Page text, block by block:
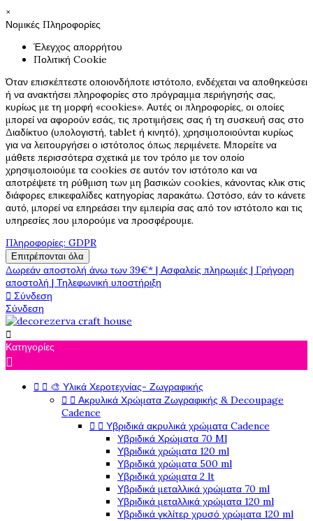
×
Νομικές Πληροφορίες
Έλεγχος απορρήτου
Πολιτική Cookie
Όταν επισκέπτεστε οποιονδήποτε ιστότοπο, ενδέχεται να αποθηκεύσει
ή να ανακτήσει πληροφορίες στο πρόγραμμα περιήγησής σας,
κυρίως με τη μορφή «cookies». Αυτές οι πληροφορίες, οι οποίες
μπορεί να αφορούν εσάς, τις προτιμήσεις σας ή τη συσκευή σας στο
Διαδίκτυο (υπολογιστή, tablet ή κινητό), χρησιμοποιούνται κυρίως
για να λειτουργήσει ο ιστότοπος όπως περιμένετε. Μπορείτε να
μάθετε περισσότερα σχετικά με τον τρόπο με τον οποίο
χρησιμοποιούμε τα cookies σε αυτόν τον ιστότοπο και να
αποτρέψετε τη ρύθμιση των μη βασικών cookies, κάνοντας κλικ στις
διάφορες επικεφαλίδες κατηγορίας παρακάτω. Ωστόσο, εάν το κάνετε
αυτό, μπορεί να επηρεάσει την εμπειρία σας από τον ιστότοπο και τις
υπηρεσίες που μπορούμε να προσφέρουμε.
Πληροφορίες: GDPR
Επιτρέπονται όλα
Δωρεάν αποστολή άνω των 39€* | Ασφαλείς πληρωμές | Γρήγορη
αποστολή | Τηλεφωνική υποστήριξη
 Σύνδεση
Σύνδεση

Κατηγορίες

  🎨 Υλικά Χεροτεχνίας- Ζωγραφικής
  Ακρυλικά Χρώματα Ζωγραφικής & Decoupage
Cadence
  Υβριδικά ακρυλικά χρώματα Cadence
Υβριδικά Χρώματα 70 Ml
Υβριδικά χρώματα 120 ml
Υβριδικά χρώματα 500 ml
Υβριδικά χρώματα 2 lt
Υβριδικά μεταλλικά χρώματα 70 ml
Υβριδικά μεταλλικά χρώματα 120 ml
Υβριδικά γκλίτερ χρυσό χρώματα 120 ml